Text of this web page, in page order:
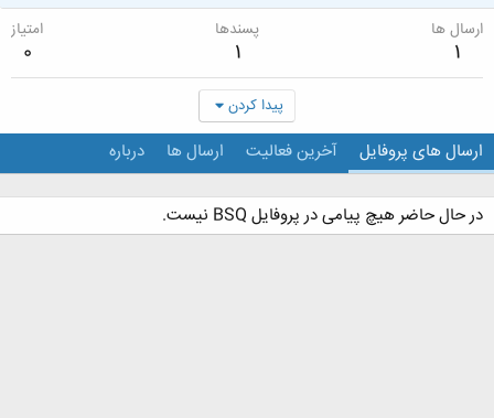
ارسال ها
1
پسندها
1
امتیاز
0
پیدا کردن
ارسال های پروفایل آخرین فعالیت ارسال ها درباره
در حال حاضر هیچ پیامی در پروفایل BSQ نیست.